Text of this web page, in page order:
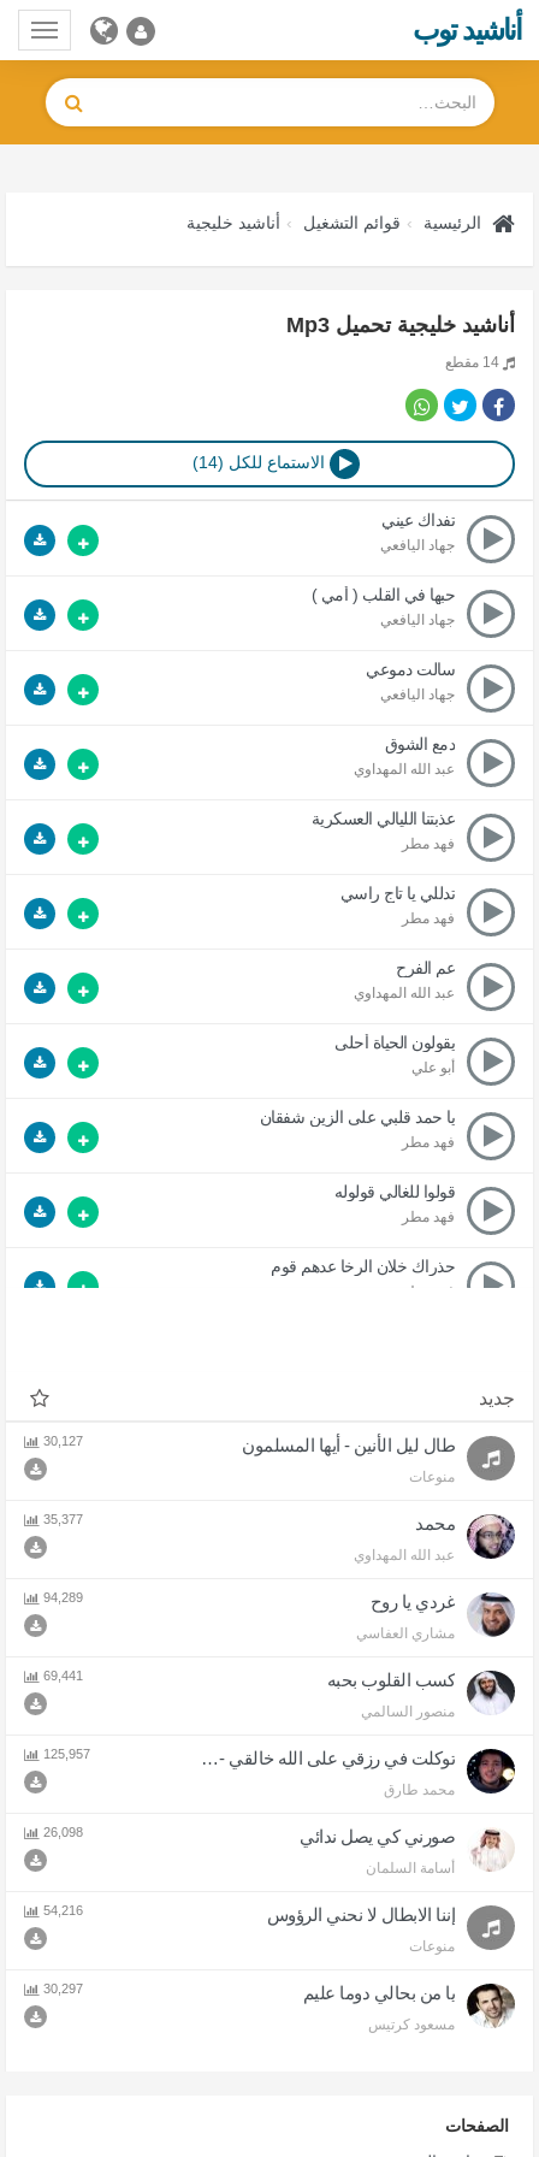
أناشيد توب
الرئيسية قوائم التشغيل أناشيد خليجية
أناشيد خليجية تحميل Mp3
الاستماع للكل (14)
تفداك عيني
جهاد اليافعي
حبها في القلب ( أمي )
جهاد اليافعي
سالت دموعي
جهاد اليافعي
دمع الشوق
عبد الله المهداوي
عذبتنا الليالي العسكرية
فهد مطر
تدللي يا تاج راسي
فهد مطر
عم الفرح
عبد الله المهداوي
يقولون الحياة أحلى
أبو علي
يا حمد قلبي على الزين شفقان
فهد مطر
قولوا للغالي قولوله
فهد مطر
حذراك خلان الرخا عدهم قوم
فهد مطر
فهد مطر
هذيل
جديد
طال ليل الأنين - أيها المسلمون
منوعات
30,127
محمد
عبد الله المهداوي
35,377
غردي يا روح
مشاري العفاسي
94,289
كسب القلوب بحبه
منصور السالمي
69,441
توكلت في رزقي على الله خالقي - اذا المرء لا يرعاك الا تكلف
محمد طارق
125,957
صورني كي يصل ندائي
أسامة السلمان
26,098
إننا الابطال لا نحني الرؤوس
منوعات
54,216
يا من بحالي دوما عليم
مسعود كرتيس
30,297
الصفحات